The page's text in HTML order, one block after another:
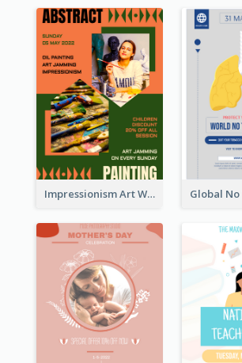
Impressionism Art Workshop Poster